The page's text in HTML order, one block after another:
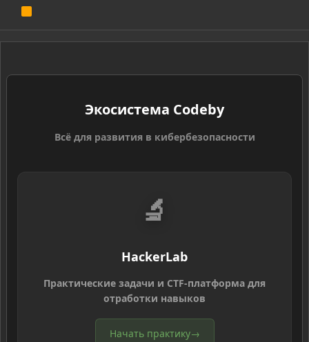
S
Экосистема Codeby
Всё для развития в кибербезопасности
🔬
HackerLab
Практические задачи и CTF-платформа для
отработки навыков
Начать практику→